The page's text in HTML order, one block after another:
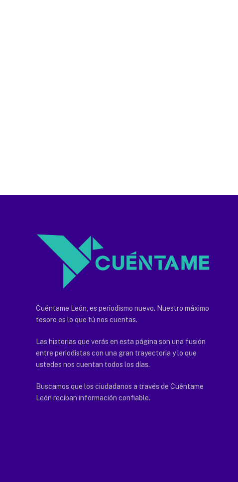
Cuéntame León, es periodismo nuevo. Nuestro máximo
tesoro es lo que tú nos cuentas.
Las historias que verás en esta página son una fusión
entre periodistas con una gran trayectoria y lo que
ustedes nos cuentan todos los días.
Buscamos que los ciudadanos a través de Cuéntame
León reciban información confiable.